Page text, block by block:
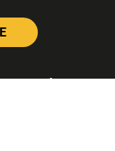
Redes